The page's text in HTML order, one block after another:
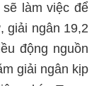
làm việc để
giải ngân 19,2
động nguồn
giải ngân kịp